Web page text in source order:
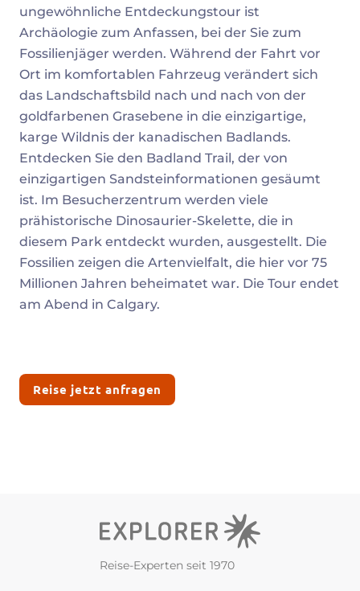
ungewöhnliche Entdeckungstour ist
Archäologie zum Anfassen, bei der Sie zum
Fossilienjäger werden. Während der Fahrt vor
Ort im komfortablen Fahrzeug verändert sich
das Landschaftsbild nach und nach von der
goldfarbenen Grasebene in die einzigartige,
karge Wildnis der kanadischen Badlands.
Entdecken Sie den Badland Trail, der von
einzigartigen Sandsteinformationen gesäumt
ist. Im Besucherzentrum werden viele
prähistorische Dinosaurier-Skelette, die in
diesem Park entdeckt wurden, ausgestellt. Die
Fossilien zeigen die Artenvielfalt, die hier vor 75
Millionen Jahren beheimatet war. Die Tour endet
am Abend in Calgary.
Reise jetzt anfragen
Reise-Experten seit 1970